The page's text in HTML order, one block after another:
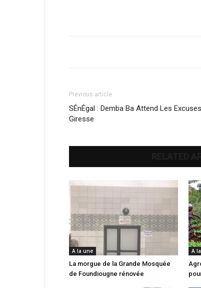
Previous article
SÉnÉgal : Demba Ba Attend Les Excuses
Giresse
A la une
La morgue de la Grande Mosquée
de Foundiougne rénovée
A